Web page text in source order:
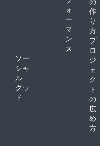
ォ
ー
マ
ン
ス
ソー
シャ
ル
グッ
ド
作
り
方
プ
ロ
ジ
ェ
ク
ト
の
広
め
方